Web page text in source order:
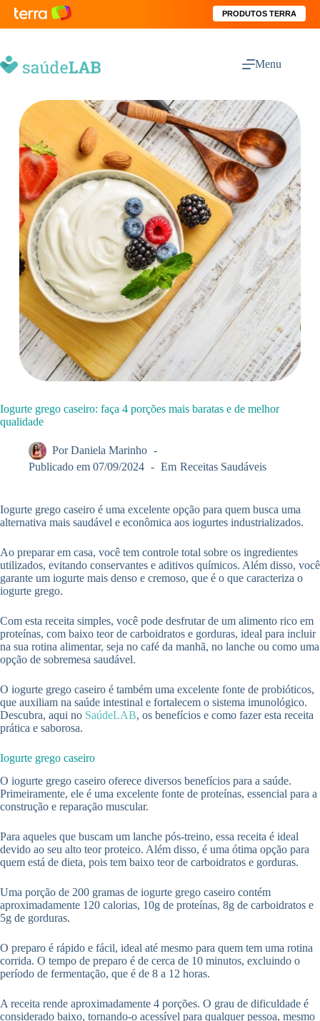
PRODUTOS TERRA
Menu
Iogurte grego caseiro: faça 4 porções mais baratas e de melhor
qualidade
Por Daniela Marinho
Publicado em 07/09/2024 Em Receitas Saudáveis
Iogurte grego caseiro é uma excelente opção para quem busca uma
alternativa mais saudável e econômica aos iogurtes industrializados.
Ao preparar em casa, você tem controle total sobre os ingredientes
utilizados, evitando conservantes e aditivos químicos. Além disso, você
garante um iogurte mais denso e cremoso, que é o que caracteriza o
iogurte grego.
Com esta receita simples, você pode desfrutar de um alimento rico em
proteínas, com baixo teor de carboidratos e gorduras, ideal para incluir
na sua rotina alimentar, seja no café da manhã, no lanche ou como uma
opção de sobremesa saudável.
O iogurte grego caseiro é também uma excelente fonte de probióticos,
que auxiliam na saúde intestinal e fortalecem o sistema imunológico.
Descubra, aqui no SaúdeLAB, os benefícios e como fazer esta receita
prática e saborosa.
Iogurte grego caseiro
O iogurte grego caseiro oferece diversos benefícios para a saúde.
Primeiramente, ele é uma excelente fonte de proteínas, essencial para a
construção e reparação muscular.
Para aqueles que buscam um lanche pós-treino, essa receita é ideal
devido ao seu alto teor proteico. Além disso, é uma ótima opção para
quem está de dieta, pois tem baixo teor de carboidratos e gorduras.
Uma porção de 200 gramas de iogurte grego caseiro contém
aproximadamente 120 calorias, 10g de proteínas, 8g de carboidratos e
5g de gorduras.
O preparo é rápido e fácil, ideal até mesmo para quem tem uma rotina
corrida. O tempo de preparo é de cerca de 10 minutos, excluindo o
período de fermentação, que é de 8 a 12 horas.
A receita rende aproximadamente 4 porções. O grau de dificuldade é
considerado baixo, tornando-o acessível para qualquer pessoa, mesmo